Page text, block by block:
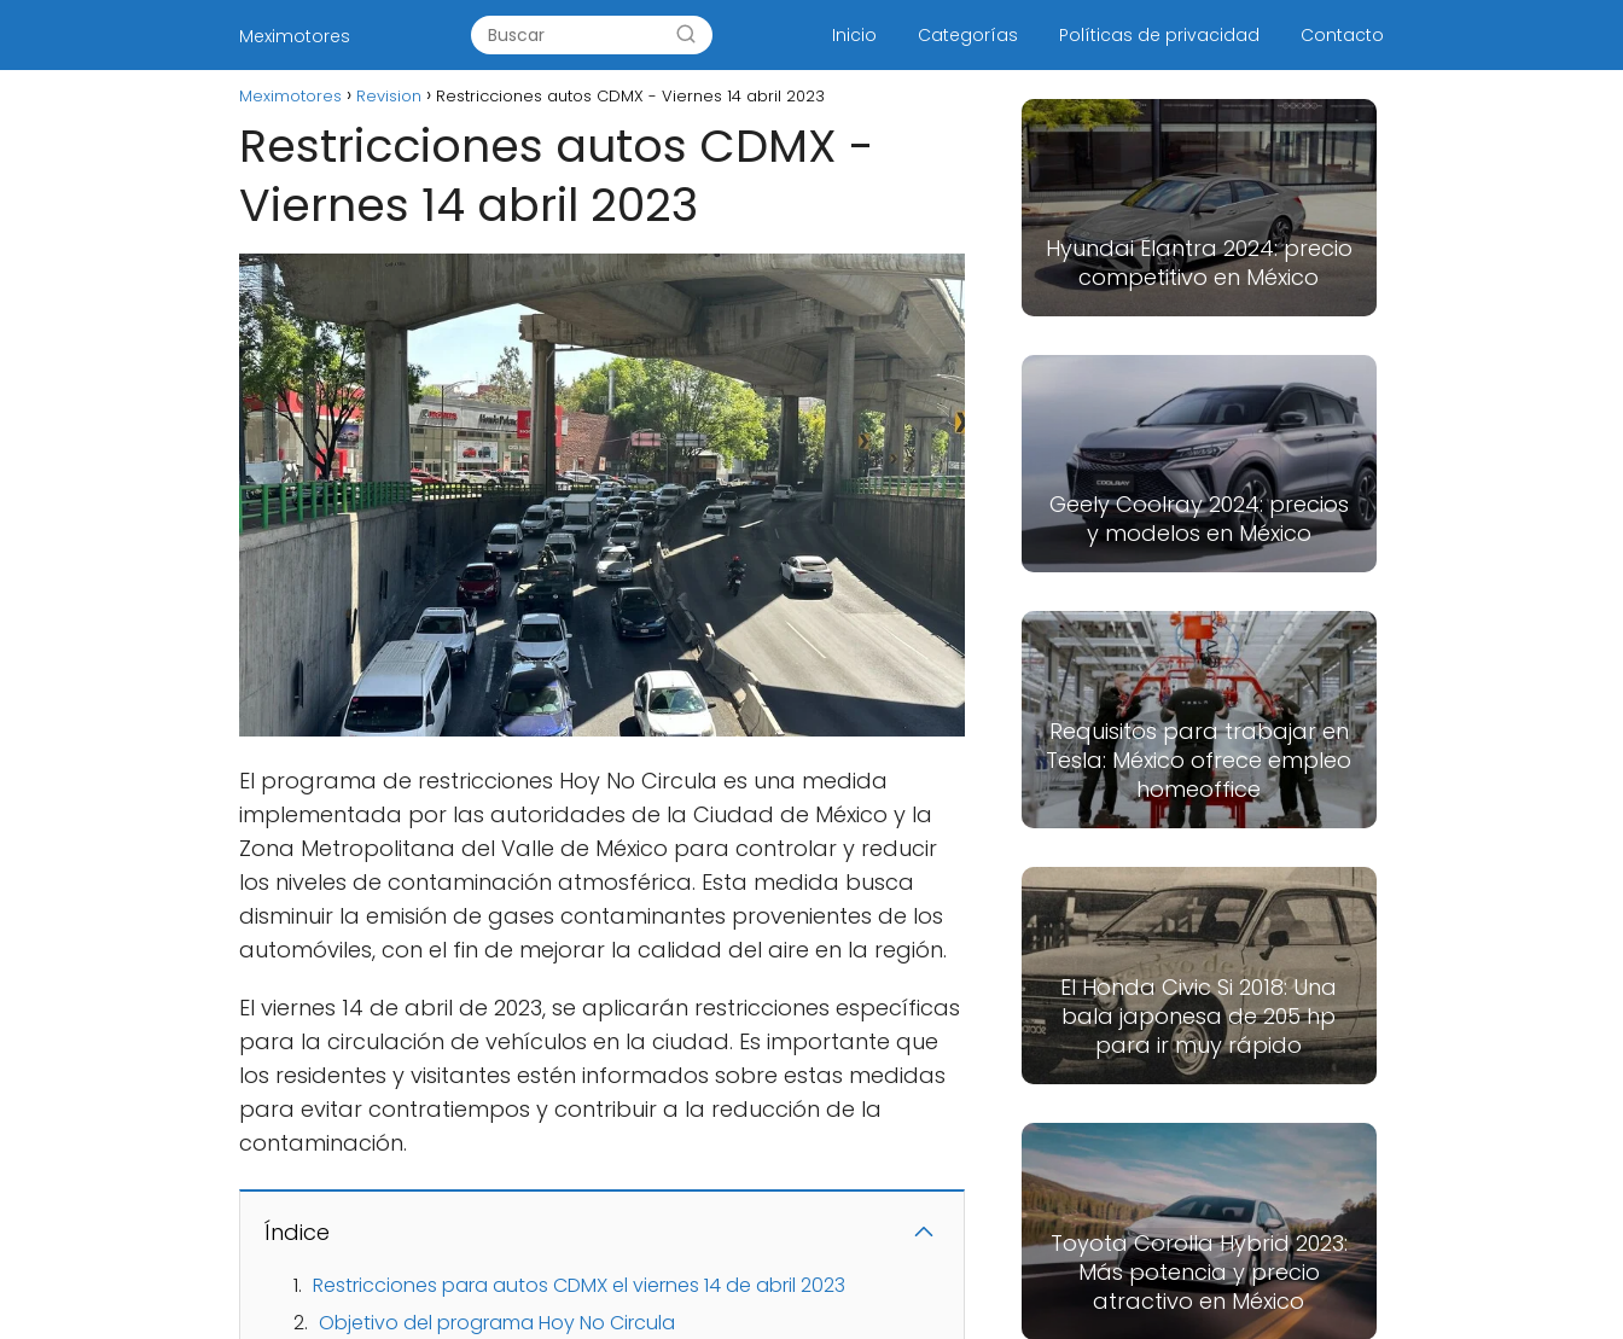
Meximotores Inicio Categorías Políticas de privacidad Contacto
Meximotores Revision Restricciones autos CDMX - Viernes 14 abril 2023
Restricciones autos CDMX -
Viernes 14 abril 2023
El programa de restricciones Hoy No Circula es una medida
implementada por las autoridades de la Ciudad de México y la
Zona Metropolitana del Valle de México para controlar y reducir
los niveles de contaminación atmosférica. Esta medida busca
disminuir la emisión de gases contaminantes provenientes de los
automóviles, con el fin de mejorar la calidad del aire en la región.
El viernes 14 de abril de 2023, se aplicarán restricciones específicas
para la circulación de vehículos en la ciudad. Es importante que
los residentes y visitantes estén informados sobre estas medidas
para evitar contratiempos y contribuir a la reducción de la
contaminación.
Índice
Restricciones para autos CDMX el viernes 14 de abril 2023
Objetivo del programa Hoy No Circula
Hyundai Elantra 2024: precio
competitivo en México
Geely Coolray 2024: precios
y modelos en México
Requisitos para trabajar en
Tesla: México ofrece empleo
homeoffice
El Honda Civic Si 2018: Una
bala japonesa de 205 hp
para ir muy rápido
Toyota Corolla Hybrid 2023:
Más potencia y precio
atractivo en México